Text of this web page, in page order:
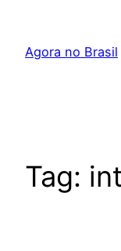
Agora no Brasil
Tag: